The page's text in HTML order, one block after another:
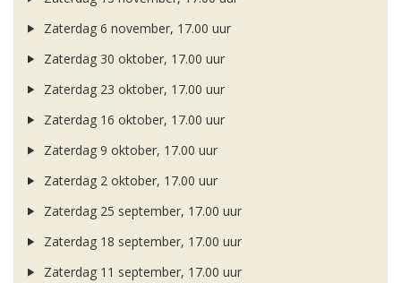
Zaterdag 6 november, 17.00 uur
Zaterdag 30 oktober, 17.00 uur
Zaterdag 23 oktober, 17.00 uur
Zaterdag 16 oktober, 17.00 uur
Zaterdag 9 oktober, 17.00 uur
Zaterdag 2 oktober, 17.00 uur
Zaterdag 25 september, 17.00 uur
Zaterdag 18 september, 17.00 uur
Zaterdag 11 september, 17.00 uur